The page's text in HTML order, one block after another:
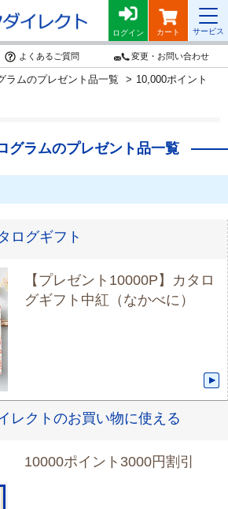
ログイン カート サービス
よくあるご質問 変更・お問い合わせ
ラムのプレゼント品一覧 10,000ポイント
グラムのプレゼント品一覧
ログギフト
【プレゼント10000P】カタロ
グギフト中紅（なかべに）
レクトのお買い物に使える
10000ポイント3000円割引